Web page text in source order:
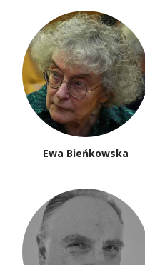
Ewa Bieńkowska